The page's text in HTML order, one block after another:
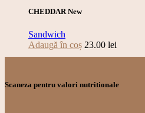
CHEDDAR New
Sandwich
Adaugă în coș 23.00 lei
Scaneza pentru valori nutritionale